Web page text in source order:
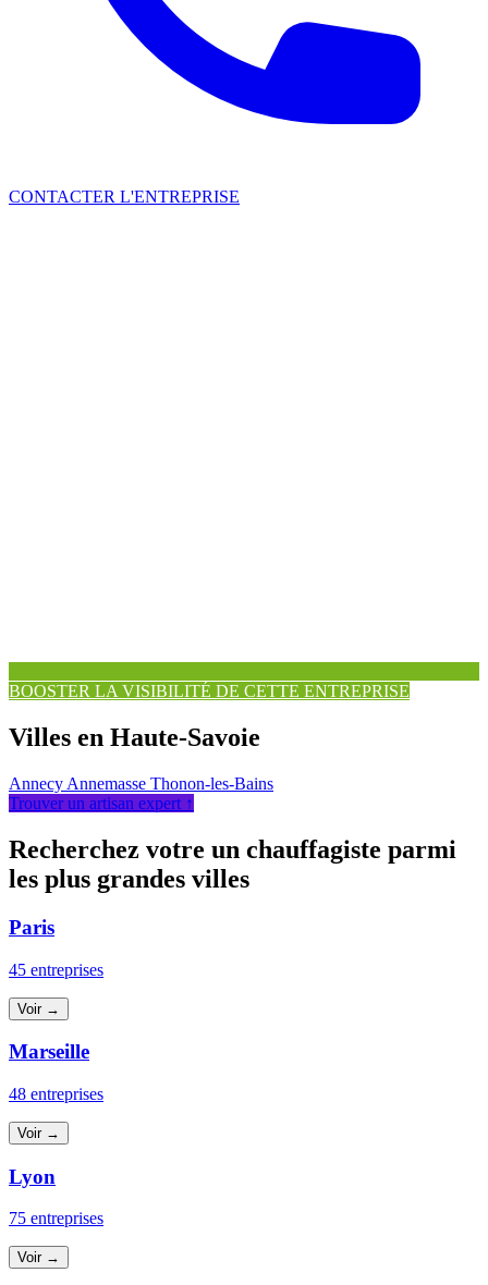
CONTACTER L'ENTREPRISE
BOOSTER LA VISIBILITÉ DE CETTE ENTREPRISE
Villes en Haute-Savoie
Annecy Annemasse Thonon-les-Bains
Trouver un artisan expert ↑
Recherchez votre un chauffagiste parmi
les plus grandes villes
Paris
45 entreprises
Voir →
Marseille
48 entreprises
Voir →
Lyon
75 entreprises
Voir →